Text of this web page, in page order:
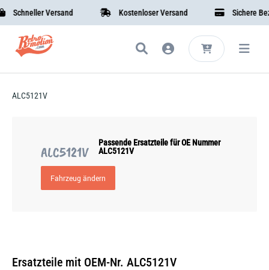
Schneller Versand Kostenloser Versand Sichere
ALC5121V
ALC5121V
Passende Ersatzteile für OE Nummer
ALC5121V
Fahrzeug ändern
Ersatzteile mit OEM-Nr. ALC5121V